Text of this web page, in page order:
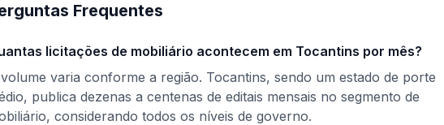
Frequentes
licitações de mobiliário acontecem em Tocantins por mês?
varia conforme a região. Tocantins, sendo um estado de porte
publica dezenas a centenas de editais mensais no segmento de
considerando todos os níveis de governo.